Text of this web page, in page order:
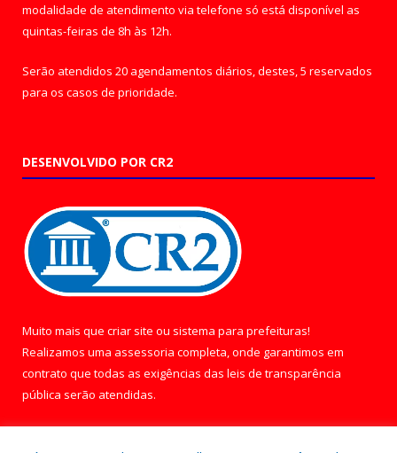
modalidade de atendimento via telefone só está disponível as
quintas-feiras de 8h às 12h.
Serão atendidos 20 agendamentos diários, destes, 5 reservados
para os casos de prioridade.
DESENVOLVIDO POR CR2
Muito mais que criar site ou sistema para prefeituras!
Realizamos uma assessoria completa, onde garantimos em
contrato que todas as exigências das leis de transparência
pública serão atendidas.